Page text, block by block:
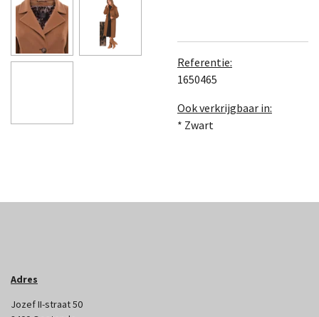
Referentie:
1650465
Ook verkrijgbaar in:
* Zwart
Adres
Jozef II-straat 50